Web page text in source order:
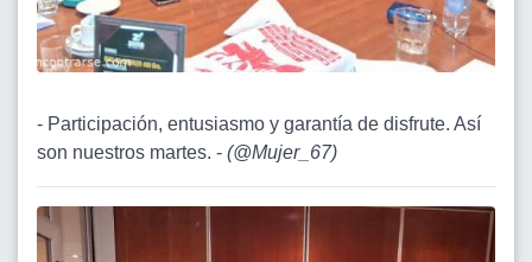
- Participación, entusiasmo y garantía de disfrute. Así
son nuestros martes. - (@Mujer_67)